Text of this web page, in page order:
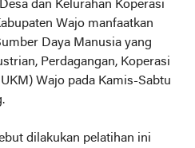
dan Kelurahan Koperasi
Wajo manfaatkan
Daya Manusia yang
Perdagangan, Koperasi
Wajo pada Kamis-Sabtu
dilakukan pelatihan ini